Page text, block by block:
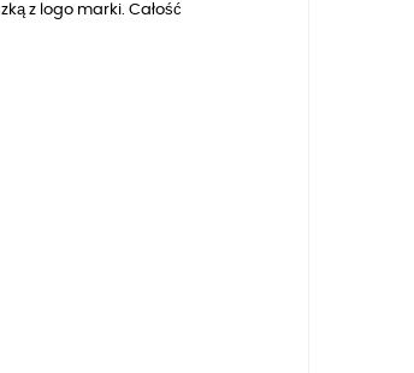
z logo marki. Całość